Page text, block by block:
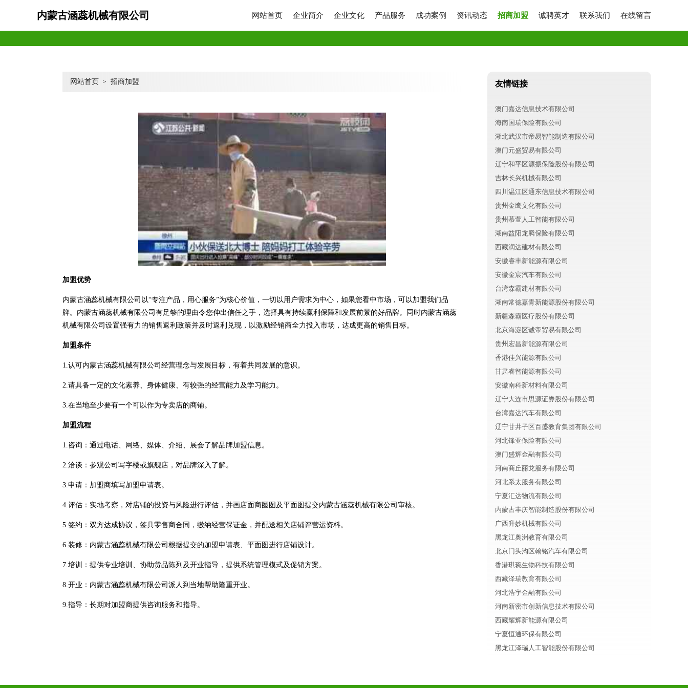
内蒙古涵蕊机械有限公司 网站首页 企业简介 企业文化 产品服务 成功案例 资讯动态 招商加盟 诚聘英才 联系我们 在线留言
网站首页 > 招商加盟
加盟优势
内蒙古涵蕊机械有限公司以“专注产品，用心服务”为核心价值，一切以用户需求为中心，如果您看中市场，可以加盟我们品
牌。内蒙古涵蕊机械有限公司有足够的理由令您伸出信任之手，选择具有持续赢利保障和发展前景的好品牌。同时内蒙古涵蕊
机械有限公司设置强有力的销售返利政策并及时返利兑现，以激励经销商全力投入市场，达成更高的销售目标。
加盟条件
1.认可内蒙古涵蕊机械有限公司经营理念与发展目标，有着共同发展的意识。
2.请具备一定的文化素养、身体健康、有较强的经营能力及学习能力。
3.在当地至少要有一个可以作为专卖店的商铺。
加盟流程
1.咨询：通过电话、网络、媒体、介绍、展会了解品牌加盟信息。
2.洽谈：参观公司写字楼或旗舰店，对品牌深入了解。
3.申请：加盟商填写加盟申请表。
4.评估：实地考察，对店铺的投资与风险进行评估，并画店面商圈图及平面图提交内蒙古涵蕊机械有限公司审核。
5.签约：双方达成协议，签具零售商合同，缴纳经营保证金，并配送相关店铺评营运资料。
6.装修：内蒙古涵蕊机械有限公司根据提交的加盟申请表、平面图进行店铺设计。
7.培训：提供专业培训、协助货品陈列及开业指导，提供系统管理模式及促销方案。
8.开业：内蒙古涵蕊机械有限公司派人到当地帮助隆重开业。
9.指导：长期对加盟商提供咨询服务和指导。
友情链接
澳门嘉达信息技术有限公司
海南国瑞保险有限公司
湖北武汉市帝易智能制造有限公司
澳门元盛贸易有限公司
辽宁和平区源振保险股份有限公司
吉林长兴机械有限公司
四川温江区通东信息技术有限公司
贵州金鹰文化有限公司
贵州慕萱人工智能有限公司
湖南益阳龙腾保险有限公司
西藏润达建材有限公司
安徽睿丰新能源有限公司
安徽金宸汽车有限公司
台湾森霸建材有限公司
湖南常德嘉青新能源股份有限公司
新疆森霸医疗股份有限公司
北京海淀区诚帝贸易有限公司
贵州宏昌新能源有限公司
香港佳兴能源有限公司
甘肃睿智能源有限公司
安徽南科新材料有限公司
辽宁大连市思源证券股份有限公司
台湾嘉达汽车有限公司
辽宁甘井子区百盛教育集团有限公司
河北锋亚保险有限公司
澳门盛辉金融有限公司
河南商丘丽龙服务有限公司
河北系太服务有限公司
宁夏汇达物流有限公司
内蒙古丰庆智能制造股份有限公司
广西升妙机械有限公司
黑龙江奥洲教育有限公司
北京门头沟区翰铭汽车有限公司
香港琪琬生物科技有限公司
西藏泽瑞教育有限公司
河北浩宇金融有限公司
河南新密市创新信息技术有限公司
西藏耀辉新能源有限公司
宁夏恒通环保有限公司
黑龙江泽瑞人工智能股份有限公司